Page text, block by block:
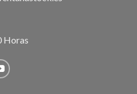
Horas